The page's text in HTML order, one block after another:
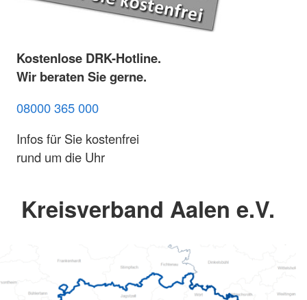
Kostenlose DRK-Hotline.
Wir beraten Sie gerne.
08000 365 000
Infos für Sie kostenfrei
rund um die Uhr
Kreisverband Aalen e.V.